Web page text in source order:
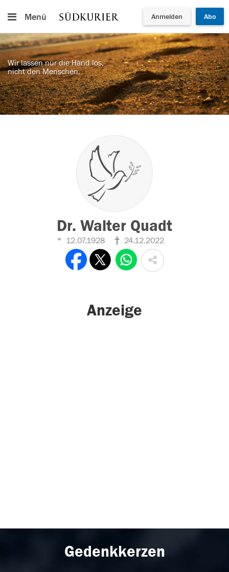
Menü Anmelden Abo
Wir lassen nur die Hand los,
nicht den Menschen.
Dr. Walter Quadt
12.07.1928 24.12.2022
Anzeige
Gedenkkerzen